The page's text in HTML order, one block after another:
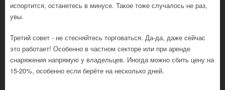
испортится, останетесь в минусе. Такое тоже случалось не раз,
увы.
Третий совет - не стесняйтесь торговаться. Да-да, даже сейчас
это работает! Особенно в частном секторе или при аренде
снаряжения напрямую у владельцев. Иногда можно сбить цену на
15-20%, особенно если берёте на несколько дней.